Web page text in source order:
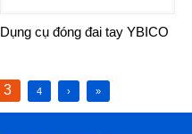
Dụng cụ đóng đai tay YBICO
3 4 › »